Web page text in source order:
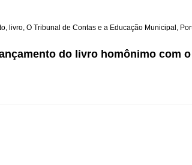
, livro, O Tribunal de Contas e a Educação Municipal ,
do livro homônimo com